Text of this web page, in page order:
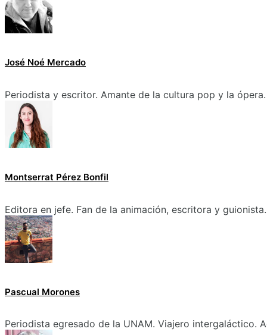
José Noé Mercado
Periodista y escritor. Amante de la cultura pop y la ópera.
Montserrat Pérez Bonfil
Editora en jefe. Fan de la animación, escritora y guionista.
Pascual Morones
Periodista egresado de la UNAM. Viajero intergaláctico.